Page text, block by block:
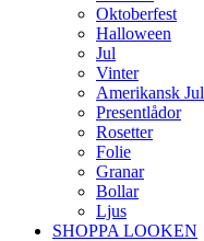
Oktoberfest
Halloween
Jul
Vinter
Amerikansk Jul
Presentlådor
Rosetter
Folie
Granar
Bollar
Ljus
SHOPPA LOOKEN